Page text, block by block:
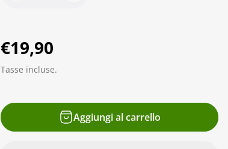
P
r
z
z
€19,90
Tasse incluse.
Aggiungi al carrello